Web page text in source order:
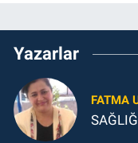
Yazarlar
FATMA